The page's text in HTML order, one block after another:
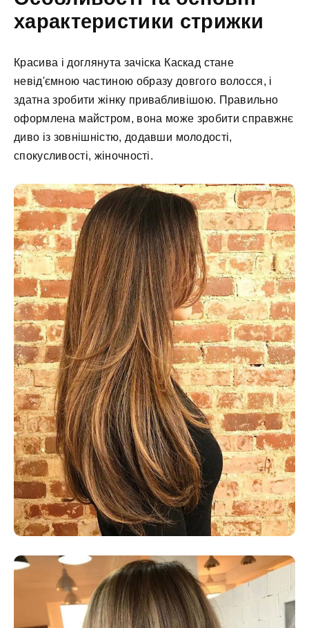
характеристики стрижки
Красива і доглянута зачіска Каскад стане
невід'ємною частиною образу довгого волосся, і
здатна зробити жінку привабливішою. Правильно
оформлена майстром, вона може зробити справжнє
диво із зовнішністю, додавши молодості,
спокусливості, жіночності.